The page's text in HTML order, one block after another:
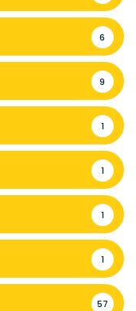
6
9
1
1
1
1
57